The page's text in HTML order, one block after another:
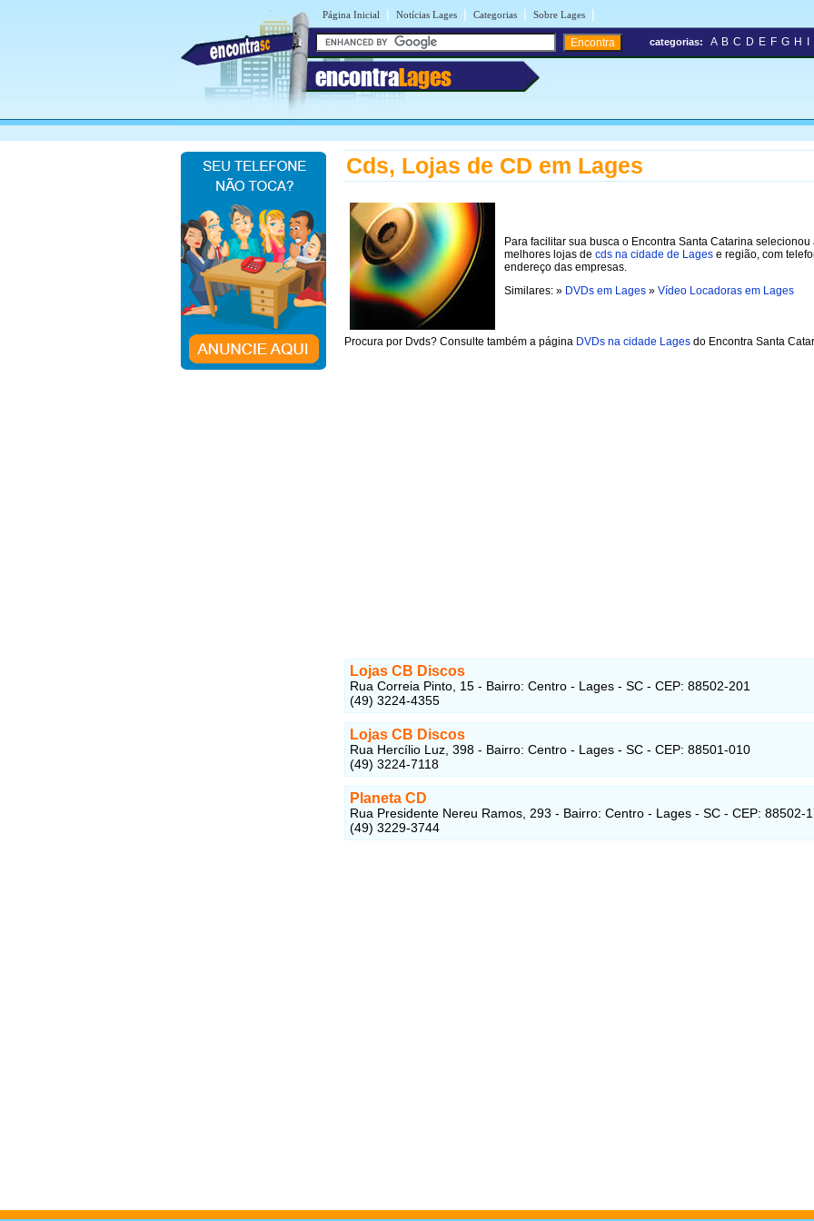
Página Inicial | Notícias Lages | Categorias | Sobre Lages |
encontraLages
categorias: A B C D E F G H
Cds, Lojas de CD em Lages
Para facilitar sua busca o Encontra Santa Catarina selecionou
melhores lojas de cds na cidade de Lages e região, com
endereço das empresas.
Similares: » DVDs em Lages » Vídeo Locadoras em Lages
Procura por Dvds? Consulte também a página DVDs na cidade Lages do Encontra Santa
Lojas CB Discos
Rua Correia Pinto, 15 - Bairro: Centro - Lages - SC - CEP: 88502-201
(49) 3224-4355
Lojas CB Discos
Rua Hercílio Luz, 398 - Bairro: Centro - Lages - SC - CEP: 88501-010
(49) 3224-7118
Planeta CD
Rua Presidente Nereu Ramos, 293 - Bairro: Centro - Lages - SC - CEP: 88502-
(49) 3229-3744